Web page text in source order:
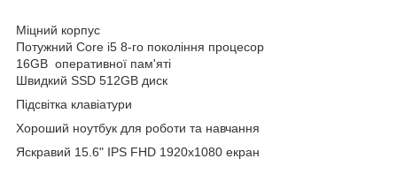
Міцний корпус
Потужний Core i5 8-го покоління процесор
16GB оперативної пам'яті
Швидкий SSD 512GB диск
Підсвітка клавіатури
Хороший ноутбук для роботи та навчання
Яскравий 15.6" IPS FHD 1920x1080 екран